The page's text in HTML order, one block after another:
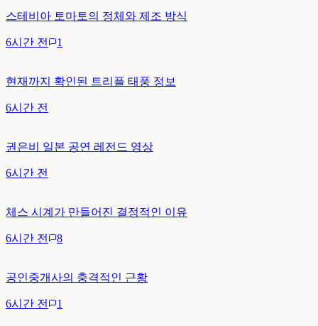
스테비아 토마토의 정체와 제조 방식
6시간 전 1
현재까지 확인된 트리플 태풍 정보
6시간 전
권은비 일본 공연 레전드 영상
6시간 전
체스 시계가 만들어진 결정적인 이유
6시간 전 8
공인중개사의 충격적인 근황
6시간 전 1